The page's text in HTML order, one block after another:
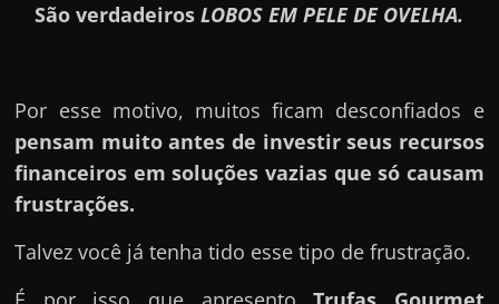
São verdadeirosLOBOS EM PELE DE OVELHA.
Por esse motivo, muitos ficam desconfiados e
pensam muito antes de investir seus recursos
financeiros em soluções vazias que só causam
frustrações.
Talvez você já tenha tido esse tipo de frustração.